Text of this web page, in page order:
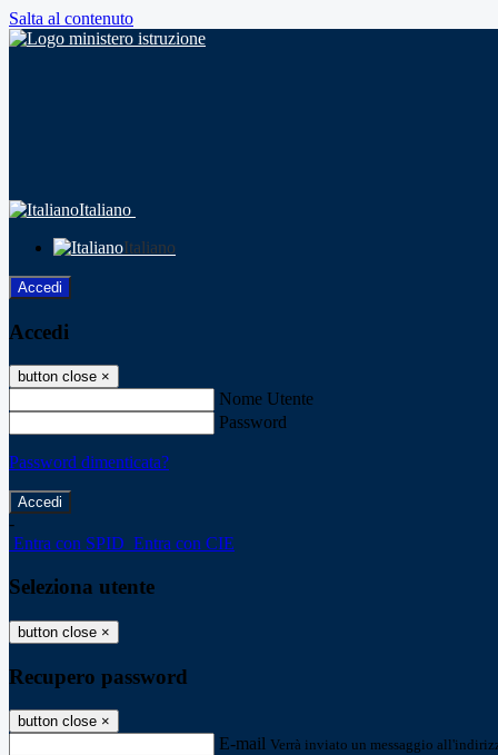
Salta al contenuto
Italiano
Italiano
Accedi
Accedi
button close ×
Nome Utente
Password
Password dimenticata?
-
Entra con SPID Entra con CIE
Seleziona utente
button close ×
Recupero password
button close ×
E-mail Verrà inviato un messaggio